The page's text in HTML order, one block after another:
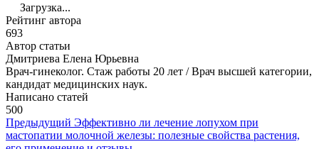
Загрузка...
Рейтинг автора
693
Автор статьи
Дмитриева Елена Юрьевна
Врач-гинеколог. Стаж работы 20 лет / Врач высшей категории,
кандидат медицинских наук.
Написано статей
500
Предыдущий Эффективно ли лечение лопухом при
мастопатии молочной железы: полезные свойства растения,